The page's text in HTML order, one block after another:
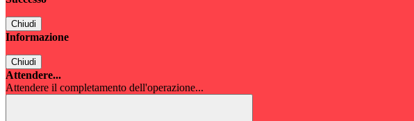
Chiudi
Informazione
Chiudi
Attendere...
Attendere il completamento dell'operazione...